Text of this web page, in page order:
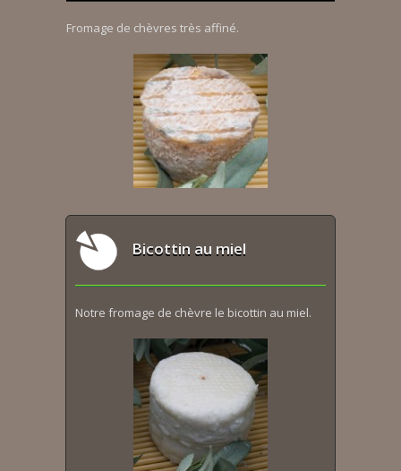
Fromage de chèvres très affiné.
Bicottin au miel
Notre fromage de chèvre le bicottin au miel.